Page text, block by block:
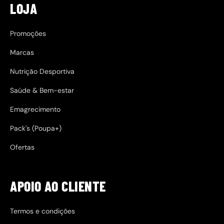
LOJA
Promoções
Marcas
Nutrição Desportiva
Saúde & Bem-estar
Emagrecimento
Pack's (Poupa+)
Ofertas
APOIO AO CLIENTE
Termos e condições